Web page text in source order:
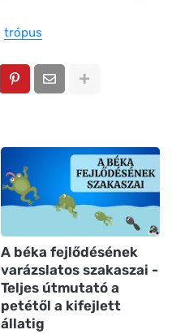
trópus
A béka fejlődésének
varázslatos szakaszai -
Teljes útmutató a
petétől a kifejlett
állatig